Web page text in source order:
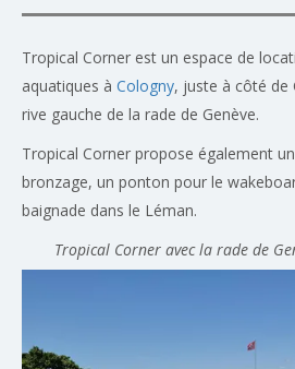
Tropical Corner est un espace de
aquatiques à Cologny, juste à côté de
rive gauche de la rade de Genève.
Tropical Corner propose également
bronzage, un ponton pour le
baignade dans le Léman.
Tropical Corner avec la rade de